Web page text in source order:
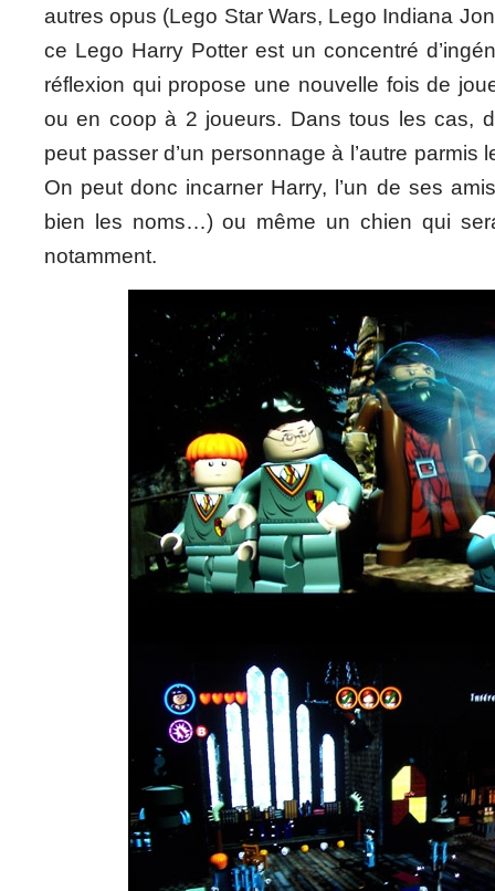
autres opus (Lego Star Wars, Lego Indiana
ce Lego Harry Potter est un concentré
réflexion qui propose une nouvelle fois de
ou en coop à 2 joueurs. Dans tous les cas,
peut passer d’un personnage à l’autre parmis
On peut donc incarner Harry, l’un de ses
bien les noms…) ou même un chien qui
notamment.